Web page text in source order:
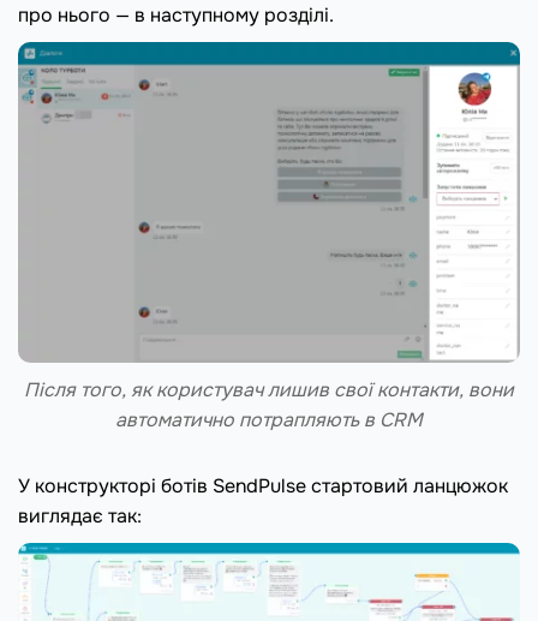
про нього — в наступному розділі.
Після того, як користувач лишив свої контакти, вони
автоматично потрапляють в CRM
У конструкторі ботів SendPulse стартовий ланцюжок
виглядає так: